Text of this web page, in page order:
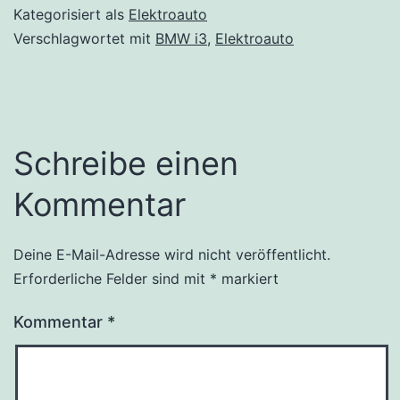
Kategorisiert als Elektroauto
Verschlagwortet mit BMW i3, Elektroauto
Schreibe einen
Kommentar
Deine E-Mail-Adresse wird nicht veröffentlicht.
Erforderliche Felder sind mit * markiert
Kommentar *